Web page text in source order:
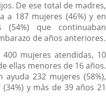
De ese total de madres,
a 187 mujeres (46%) y en
(54%) que continuaban
de años anteriores.
mujeres atendidas, 10
ellas menores de 16 años.
232 mujeres (58%),
y más de 39 años 21